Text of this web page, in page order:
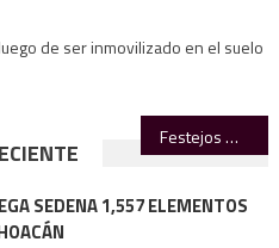
de ser inmovilizado en el suelo
Festejos mexicanos se ven interrumpidos por atropello a aficionados
SEDENA 1,557 ELEMENTOS